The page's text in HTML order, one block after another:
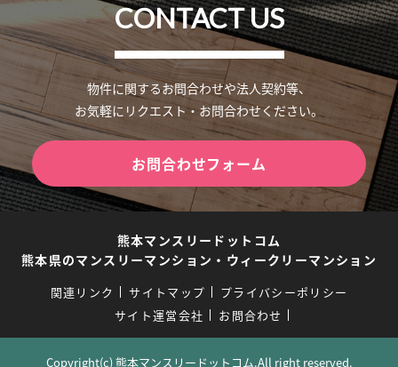
CONTACT US
物件に関するお問合わせや法人契約等、
お気軽にリクエスト・お問合わせください。
お問合わせフォーム
熊本マンスリードットコム
熊本県のマンスリーマンション・ウィークリーマンション
関連リンク サイトマップ
プライバシーポリシー
サイト運営会社
お問合わせ
Copyright(c) 熊本マンスリードットコム.All right reserved.